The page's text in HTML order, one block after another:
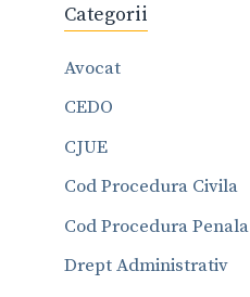
Categorii
Avocat
CEDO
CJUE
Cod Procedura Civila
Cod Procedura Penala
Drept Administrativ